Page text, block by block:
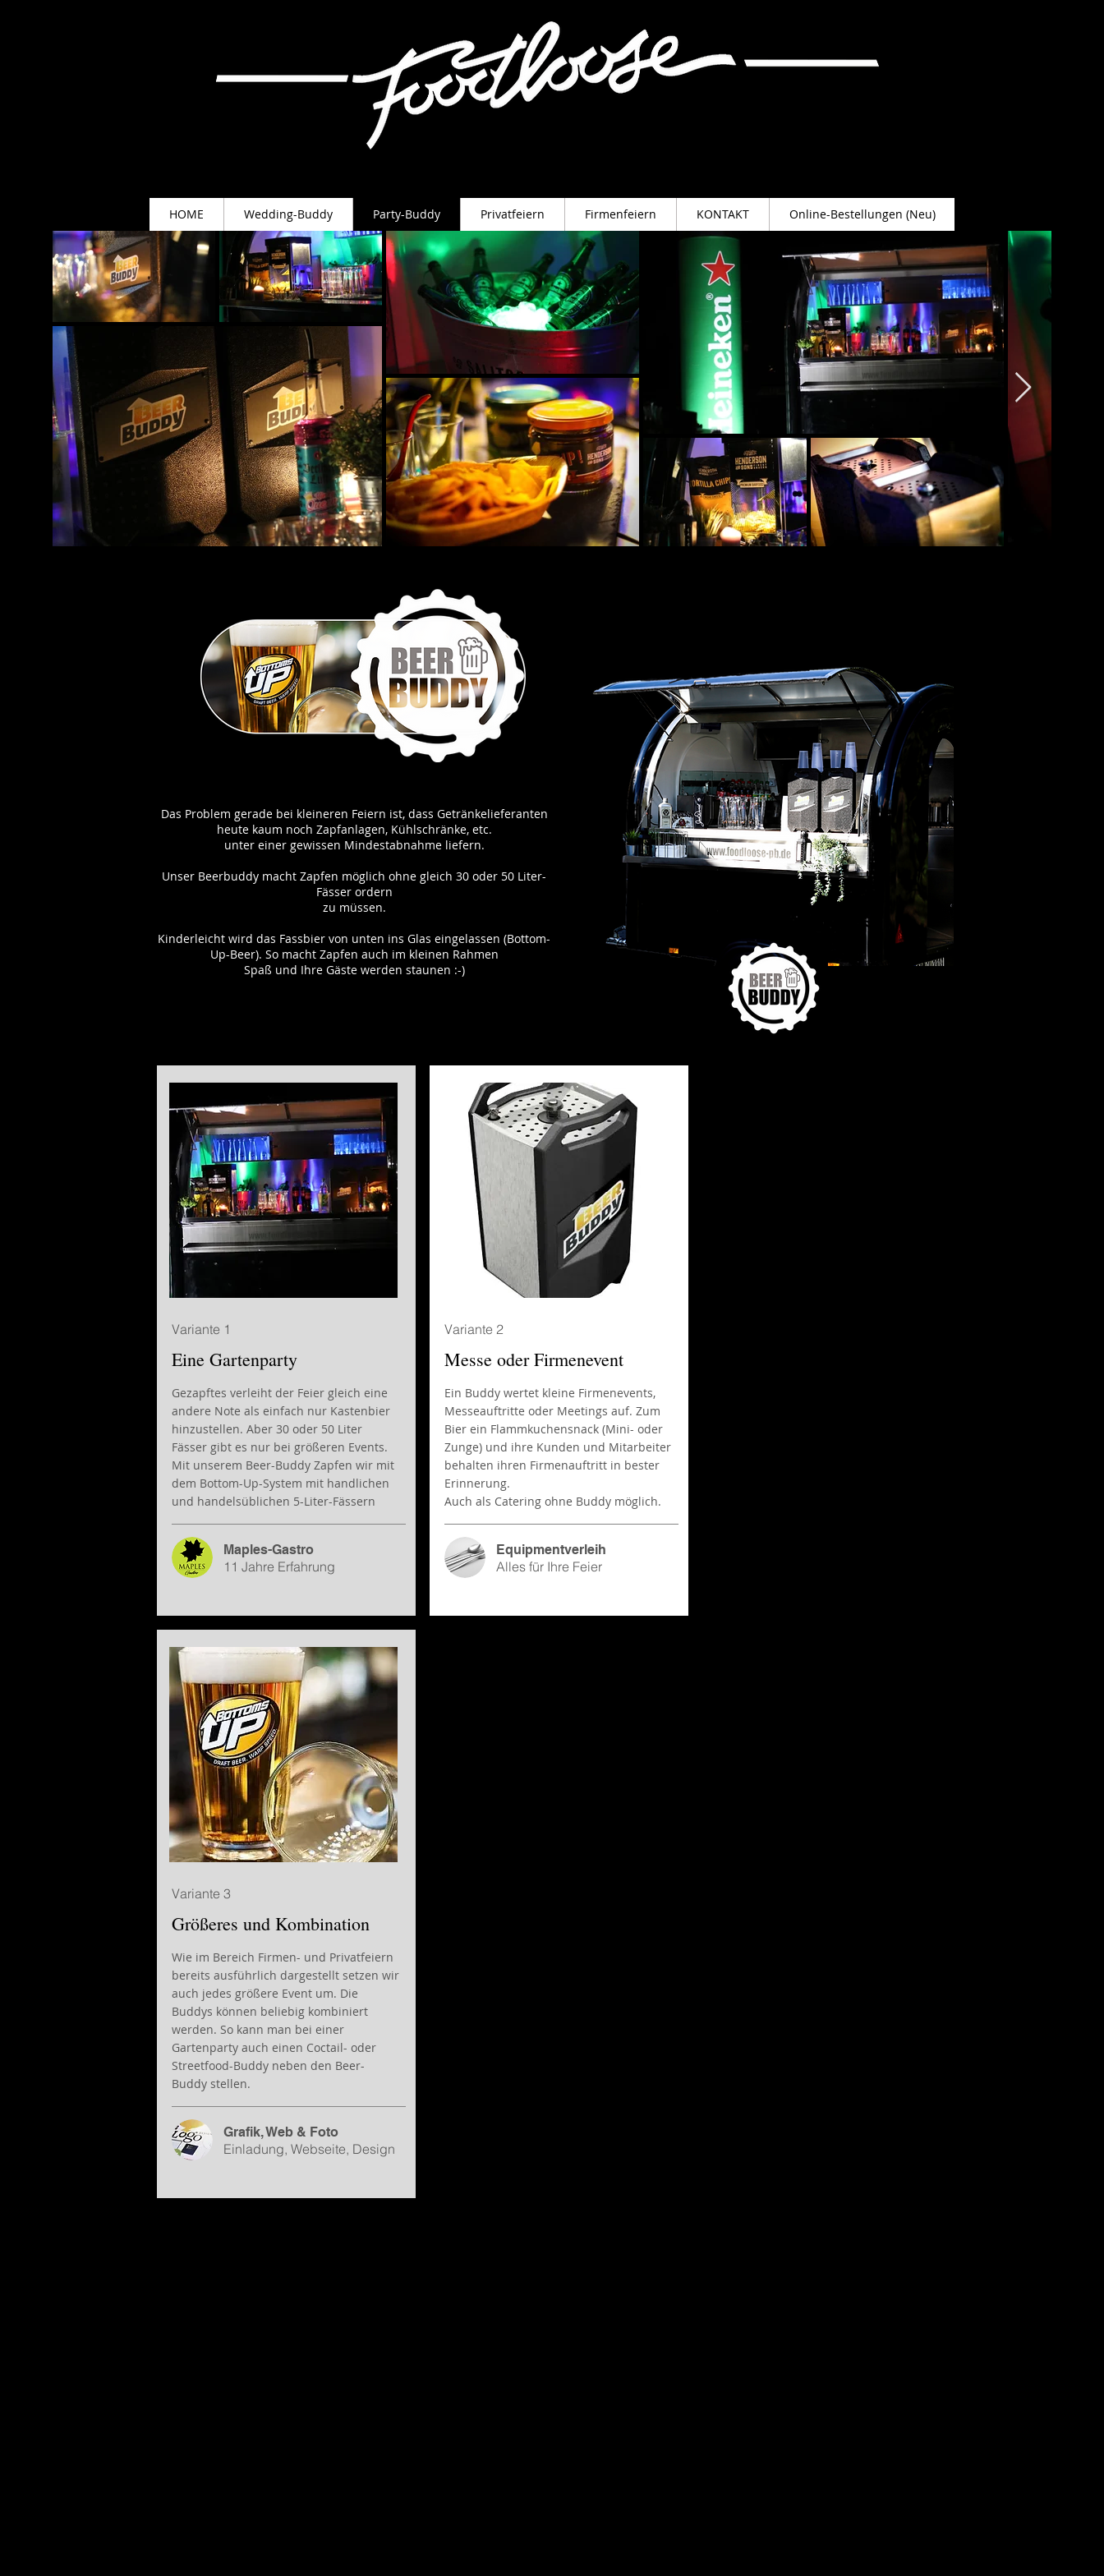
HOME Wedding-Buddy Party-Buddy Privatfeiern Firmenfeiern KONTAKT Online-Bestellungen (Neu)
Das Problem gerade bei kleineren Feiern ist, dass Getränkelieferanten
heute kaum noch Zapfanlagen, Kühlschränke, etc.
unter einer gewissen Mindestabnahme liefern.
Unser Beerbuddy macht Zapfen möglich ohne gleich 30 oder 50 Liter-
Fässer ordern
zu müssen.
Kinderleicht wird das Fassbier von unten ins Glas eingelassen (Bottom-
Up-Beer). So macht Zapfen auch im kleinen Rahmen
Spaß und Ihre Gäste werden staunen :-)
Variante 1
Eine Gartenparty
Gezapftes verleiht der Feier gleich eine
andere Note als einfach nur Kastenbier
hinzustellen. Aber 30 oder 50 Liter
Fässer gibt es nur bei größeren Events.
Mit unserem Beer-Buddy Zapfen wir mit
dem Bottom-Up-System mit handlichen
und handelsüblichen 5-Liter-Fässern
11 Jahre Erfahrung
Maples-Gastro
Variante 2
Messe oder Firmenevent
Ein Buddy wertet kleine Firmenevents,
Messeauftritte oder Meetings auf. Zum
Bier ein Flammkuchensnack (Mini- oder
Zunge) und ihre Kunden und Mitarbeiter
behalten ihren Firmenauftritt in bester
Erinnerung.
Auch als Catering ohne Buddy möglich.
Alles für Ihre Feier
Equipmentverleih
Variante 3
Größeres und Kombination
Wie im Bereich Firmen- und Privatfeiern
bereits ausführlich dargestellt setzen wir
auch jedes größere Event um. Die
Buddys können beliebig kombiniert
werden. So kann man bei einer
Gartenparty auch einen Coctail- oder
Streetfood-Buddy neben den Beer-
Buddy stellen.
Einladung, Webseite, Design
Grafik, Web & Foto